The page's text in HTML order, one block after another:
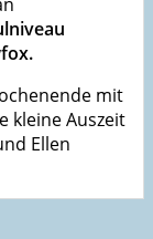
mit
kleine Auszeit
Ellen